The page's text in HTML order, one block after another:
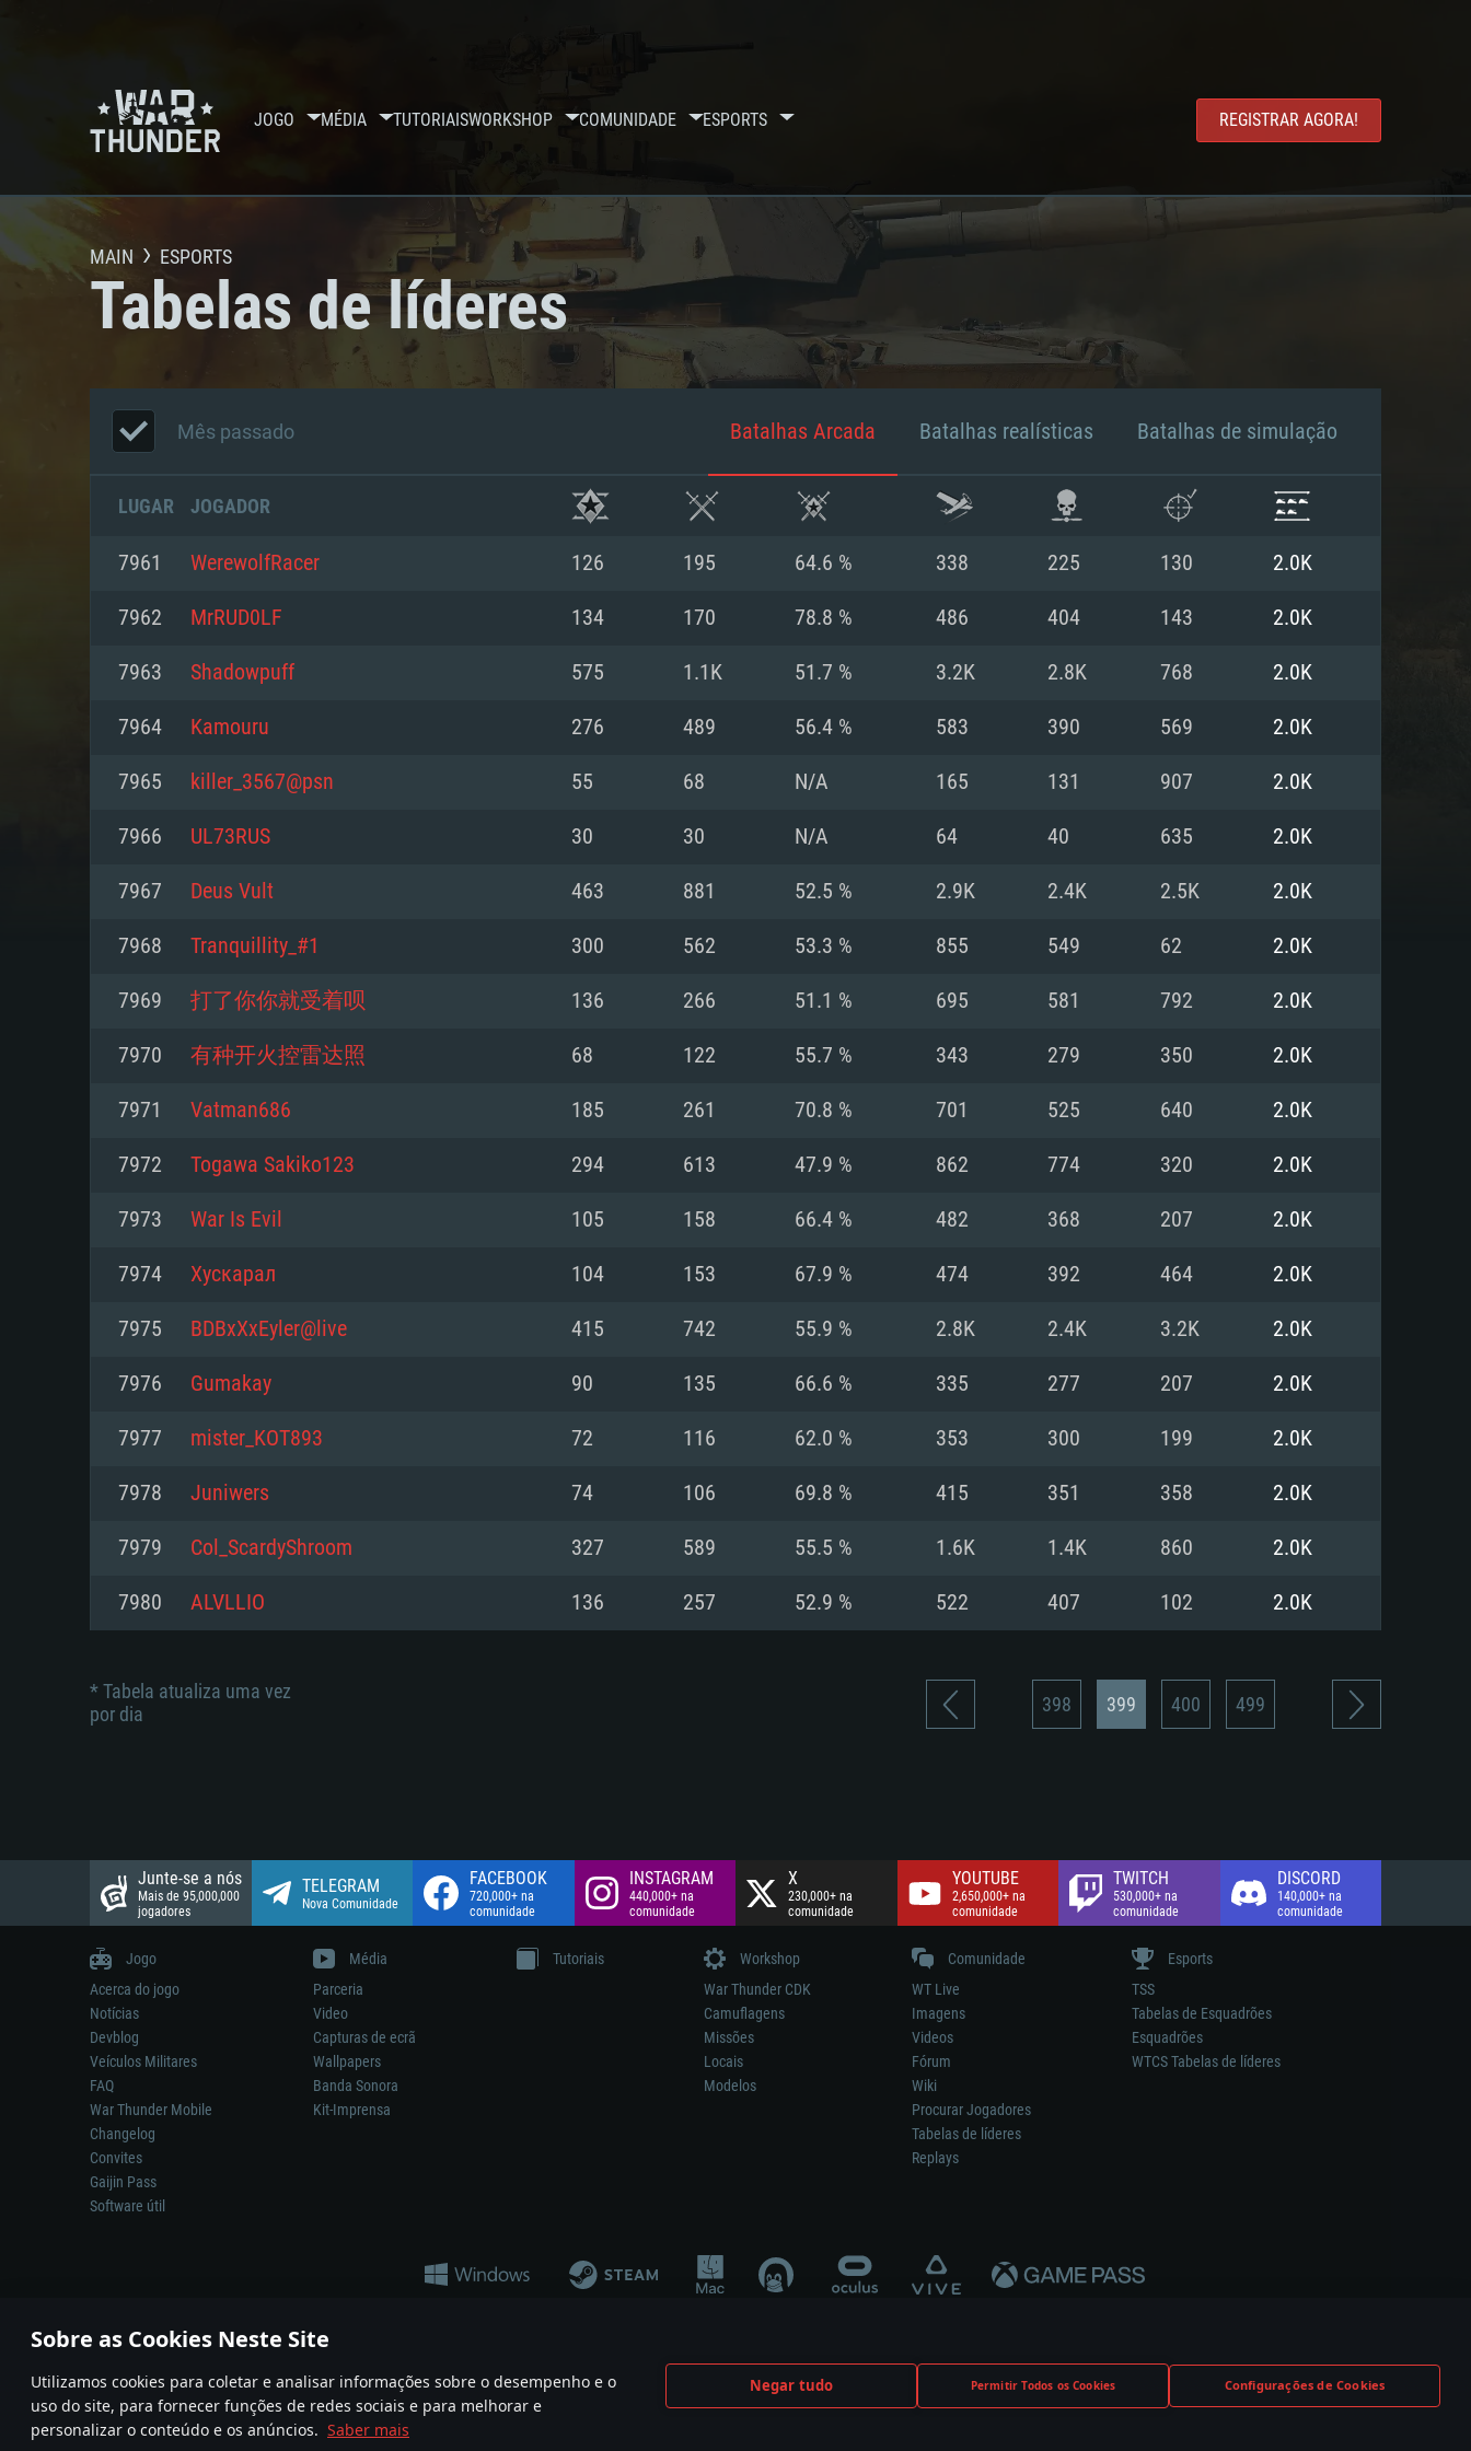
Sobre as Cookies Neste Site
Utilizamos cookies para coletar e analisar informações sobre o desempenho e o
uso do site, para fornecer funções de redes sociais e para melhorar e
personalizar o conteúdo e os anúncios. Saber mais
Negar tudo Permitir Todos os Cookies Configurações de Cookies
JOGO MÉDIA TUTORIAISWORKSHOP COMUNIDADE ESPORTS REGISTRAR AGORA!
REQUERIMENTOS DE SISTEMA
Mínimo
77XX / NVIDIA GeForce GTX 660. Resolução
mínima suportada: 720p
Network: Internet de banda larga.
Disco: 23,1 GB
Recomendado
superior
Memória: 16 GB ou mais
Placa Gráfica: Placa com DirectX 11 ou superior;
Nvidia GeForce 1060 ou superior, Radeon RX 570
Mínimo
mais recente
Processador: Core i5 2.2GHz mínimo (Intel Xeon
não suportado)
Memória: 6 GB
Placa Gráfica: Intel Iris Pro 5200 (Mac),
mínima suportada: 720p com suporte Metal.
Network: Internet de banda larga.
Disco: 21,5 GB
Recomendado
mais recente
Processador: Core i7 (Intel Xeon não suportado)
Memória: 8 GB
Placa Gráfica: Radeon Vega II ou superior com
suporte Metal.
Network: Internet de banda larga.
Disco: 60,2 GB
Mínimo
do Linux de 64bit
Processador: Dual-Core 2.4 GHz
Memória: 4 GB
Placa Gráfica: NVIDIA 660 com os drivers mais
recentes (não mais de 6 meses) / equivalentes
Vulkan (não mais de 6 meses); Resolução mínima
suportada: 720p.
Network: Internet de banda larga.
Disco: 21,5 GB
Recomendado
recentes (não mais de 6 meses) / equivalentes
AMD (Radeon RX 570) com os drivers mais
Vulkan.
Network: Internet de banda larga.
Disco: 60,2 GB
MAIN ESPORTS
Tabelas de líderes
Mês passado Batalhas Arcada Batalhas realísticas Batalhas de simulação
LUGAR JOGADOR
7961 WerewolfRacer 126 195 64.6 % 338 225 130 2.0K
7962 MrRUD0LF 134 170 78.8 % 486 404 143 2.0K
7963 Shadowpuff 575 1.1K 51.7 % 3.2K 2.8K 768 2.0K
7964 Kamouru 276 489 56.4 % 583 390 569 2.0K
7965 killer_3567@psn 55 68 N/A 165 131 907 2.0K
7966 UL73RUS 30 30 N/A 64 40 635 2.0K
7967 Deus Vult 463 881 52.5 % 2.9K 2.4K 2.5K 2.0K
7968 Tranquillity_#1 300 562 53.3 % 855 549 62 2.0K
7969 打了你你就受着呗 136 266 51.1 % 695 581 792 2.0K
7970 有种开火控雷达照 68 122 55.7 % 343 279 350 2.0K
7971 Vatman686 185 261 70.8 % 701 525 640 2.0K
7972 Togawa Sakiko123 294 613 47.9 % 862 774 320 2.0K
7973 War Is Evil 105 158 66.4 % 482 368 207 2.0K
7974 Хускарал 104 153 67.9 % 474 392 464 2.0K
7975 BDBxXxEyler@live 415 742 55.9 % 2.8K 2.4K 3.2K 2.0K
7976 Gumakay 90 135 66.6 % 335 277 207 2.0K
7977 mister_KOT893 72 116 62.0 % 353 300 199 2.0K
7978 Juniwers 74 106 69.8 % 415 351 358 2.0K
7979 Col_ScardyShroom 327 589 55.5 % 1.6K 1.4K 860 2.0K
7980 ALVLLIO 136 257 52.9 % 522 407 102 2.0K
* Tabela atualiza uma vez
por dia
398 399 400 499
Junte-se a nós
Mais de 95,000,000
jogadores
TELEGRAM
Nova Comunidade
FACEBOOK
720,000+ na
comunidade
INSTAGRAM
440,000+ na
comunidade
X
230,000+ na
comunidade
YOUTUBE
2,650,000+ na
comunidade
TWITCH
530,000+ na
comunidade
DISCORD
140,000+ na
comunidade
Jogo
Acerca do jogo
Notícias
Devblog
Veículos Militares
FAQ
War Thunder Mobile
Changelog
Convites
Gaijin Pass
Software útil
Média
Parceria
Video
Capturas de ecrã
Wallpapers
Banda Sonora
Kit-Imprensa
Tutoriais
Workshop
War Thunder CDK
Camuflagens
Missões
Locais
Modelos
Comunidade
WT Live
Imagens
Videos
Fórum
Wiki
Procurar Jogadores
Tabelas de líderes
Replays
Esports
TSS
Tabelas de Esquadrões
Esquadrões
WTCS Tabelas de líderes
A reprodução de qualquer sistema de armas ou veículo neste jogo não significa participação no desenvolvimento, patrocínio ou aval do respetivo construtor.
© 2011—2026 Gaijin Games Kft. All trademarks, logos and brand names are the property of their respective owners.
Termos e condições Termos de Serviço